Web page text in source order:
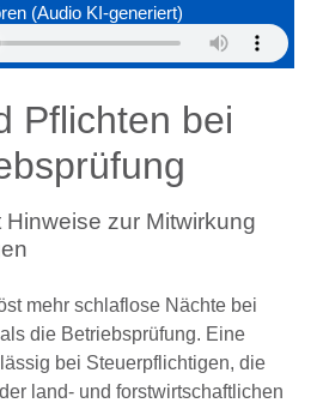
(Audio KI-generiert)
Pflichten bei
zur Mitwirkung
mehr schlaflose Nächte bei
die Betriebsprüfung. Eine
bei Steuerpflichtigen, die
land- und forstwirtschaftlichen